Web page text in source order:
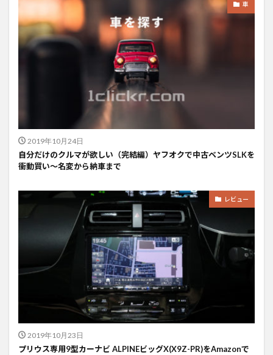
車
2019年10月24日
自分だけのクルマが欲しい（完結編）ヤフオクで中古ベンツSLKを
衝動買い〜名変から納車まで
レビュー
2019年10月23日
プリウス専用9型カーナビ ALPINEビッグX(X9Z-PR)をAmazonで